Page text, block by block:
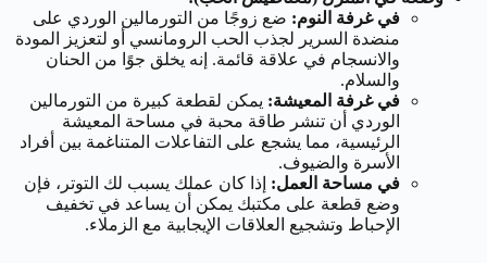
في غرفة النوم: ضع زوجًا من التورمالين الوردي على
منضدة السرير لجذب الحب الرومانسي أو لتعزيز المودة
والانسجام في علاقة قائمة. إنه يخلق جوًا من الحنان
والسلام.
في غرفة المعيشة: يمكن لقطعة كبيرة من التورمالين
الوردي أن تنشر طاقة محبة في مساحة المعيشة
الرئيسية، مما يشجع على التفاعلات المتناغمة بين أفراد
الأسرة والضيوف.
في مساحة العمل: إذا كان عملك يسبب لك التوتر، فإن
وضع قطعة على مكتبك يمكن أن يساعد في تخفيف
الإحباط وتشجيع العلاقات الإيجابية مع الزملاء.